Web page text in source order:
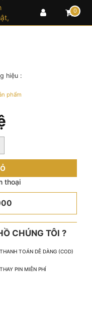
0
hiệu :
phẩm
thoại
CHÚNG TÔI ?
THANH TOÁN DỄ DÀNG (COD)
THAY PIN MIỄN PHÍ